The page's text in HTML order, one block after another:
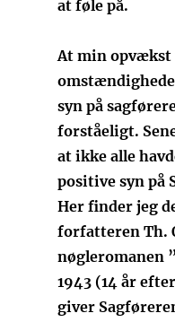
at føle på.
At min opvækst
syn på
forståeligt.
at ikke alle
positive syn på
Her finder jeg
forfatteren Th.
nøgleromanen
1943 (14 år
giver